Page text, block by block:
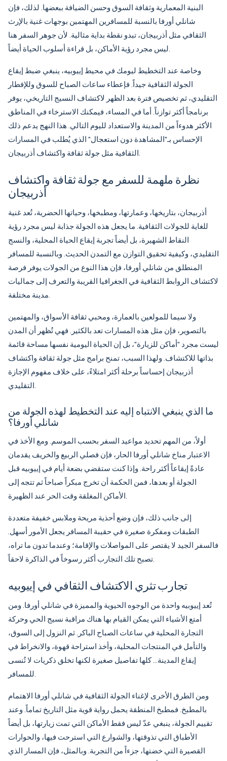
البنية المعمارية وثقافة السوق وحسن الضيافة ببعضها. لذلك، فإن
شانلي أورفا بالنسبة للمسافرين المهتمين بوجهات غنية بالإرث
الثقافي مثل أذربيجان، تبدو نقطة بداية مثالية. لأن جوهر السفر هنا
ليس مجرد رؤية الأماكن، بل قراءة أسلوب الحياة أيضاً.
وخاصة عند التخطيط ليومك في محيط إييوبيه، ينبغي ضبط إيقاع
الجولة الثقافية جيداً. فإعطاء ساعات الصباح للسوق وللإفطار
التقليدي، ثم تخصيص فترة بعد الظهر لاكتشاف النسيج التاريخي، يوفر
برنامجاً أكثر توازناً. أما في المساء، فيمكنك الاسترخاء في المناطق
الأكثر هدوءاً من المدينة والاستعداد لليوم التالي. هذا النهج يدعم ذلك
الإحساس بـ"المشاهدة دون استعجال" الذي يُطلب في المسارات
الثقافية مثلجولة ثقافة واكتشاف أذربيجان .
نظرة ملهمة للسفر مع جولة ثقافة واكتشاف
أذربيجان
أذربيجان، بتاريخها، وعمارتها، ومطبخها، وحياتها الحضرية، تُعد غنية
للغاية للجولات الثقافية. ما يجعل هذه الجولة جذابة ليس مجرد رؤية
النقاط الشهيرة، بل أيضاً تجربة إيقاع الحياة المحلية، والنسج
التقليدي، وكيفية تحقيق التوازن مع التمدن الحديث. وبالنسبة للمسافر
المنطلق من شانلي أورفا، فإن هذا النوع من الجولات يوفر فرصة
لاكتشاف الروابط الثقافية في الجغرافيا القريبة والتعرف إلى جماليات
مدينة مختلفة.
ولا سيما للمولعين بالعمارة، ومحبي ثقافة الأسواق، والمهتمين
بالتصوير، فإن مثل هذه المسارات تعد بالكثير. فهي تُظهر أن المدن
ليست مجرد "أماكن للزيارة"، بل إن الحياة اليومية نفسها مساحة قائمة
بذاتها للاكتشاف. ولهذا السبب، تمنح برامج مثلجولة ثقافة واكتشاف
أذربيجان إحساساً برحلة أكثر امتلاءً، على خلاف مفهوم الإجازة
التقليدي.
ما الذي ينبغي الانتباه إليه عند التخطيط لهذه الجولة من
شانلي أورفا؟
أولاً، من المهم تحديد مواعيد السفر بحسب الموسم. ومع الأخذ في
الاعتبار مناخ شانلي أورفا الحار، فإن فصلي الربيع والخريف يقدمان
عادةً إيقاعاً أكثر راحة. وإذا كنت ستقضي بضعة أيام في إييوبيه قبل
الجولة أو بعدها، فمن الحكمة أن تخرج مبكراً صباحاً ثم تتجه إلى
الأماكن المغلقة وقت الحر عند الظهيرة.
إلى جانب ذلك، فإن وضع أحذية مريحة وملابس خفيفة متعددة
الطبقات ومفكرة صغيرة في حقيبة المسافر يجعل الأمور أسهل.
فالسفر الجيد لا يقتصر على المواصلات والإقامة؛ وعندما تدون ما تراه،
تصبح تلك التجارب أكثر رسوخاً في الذاكرة لاحقاً.
تجارب تثري الاكتشاف الثقافي في إييوبيه
تُعد إييوبيه واحدة من الوجوه الحيوية والمميزة في شانلي أورفا. ومن
أمتع الأشياء التي يمكن القيام بها هناك مراقبة نسيج الحي وحركة
التجارة المحلية في ساعات الصباح الباكر. ثم النزول إلى السوق،
والتأمل في المنتجات المحلية، وأخذ استراحة قهوة، والانخراط في
إيقاع المدينة… كلها تفاصيل صغيرة لكنها تخلق ذكريات لا تُنسى
للمسافر.
ومن الطرق الأخرى لإغناء الجولة الثقافية في شانلي أورفا الاهتمام
بالمطبخ. فمطبخ المنطقة يحمل رواية قوية مثل التاريخ تماماً. وعند
تقييم الجولة، ينبغي عدّ ليس فقط الأماكن التي تمت زيارتها، بل أيضاً
الأطباق التي تذوقتها، والشوارع التي استرحت فيها، والحوارات
القصيرة التي خضتها، جزءاً من التجربة. وبالمثل، فإن المسار الذي